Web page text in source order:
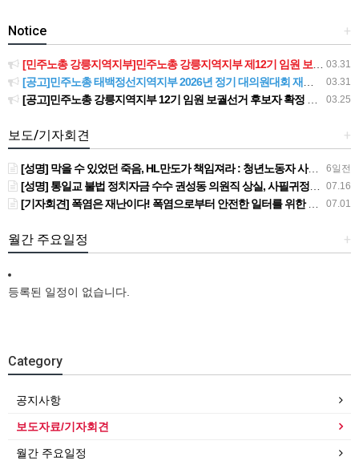
+
Notice
03.31
[민주노총 강릉지역지부]민주노총 강릉지역지부 제12기 임원 보궐선거결과 공고
03.31
[공고]민주노총 태백정선지역지부 2026년 정기 대의원대회 재소집 건
03.25
[공고]민주노총 강릉지역지부 12기 임원 보궐선거 후보자 확정 공고
+
보도/기자회견
6일전
[성명] 막을 수 있었던 죽음, HL만도가 책임져라 : 청년노동자 사망사고의 철저한 진상규명과 재발방지 대책 마련하라
07.16
[성명] 통일교 불법 정치자금 수수 권성동 의원직 상실, 사필귀정이다
07.01
[기자회견] 폭염은 재난이다! 폭염으로부터 안전한 일터를 위한 민주노총 강원지역본부 폭염감시단 선포 기자회견
+
월간 주요일정
등록된 일정이 없습니다.
Category
공지사항
보도자료/기자회견
월간 주요일정